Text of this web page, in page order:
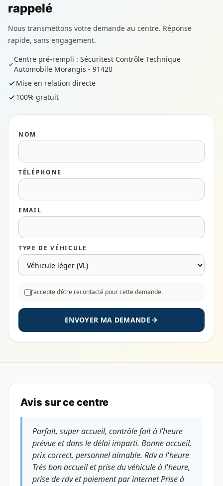
rappelé
Nous transmettons votre demande au centre. Réponse
rapide, sans engagement.
Centre pré-rempli : Sécuritest Contrôle Technique
Automobile Morangis - 91420
Mise en relation directe
100% gratuit
NOM
TÉLÉPHONE
EMAIL
TYPE DE VÉHICULE
J’accepte d’être recontacté pour cette demande.
ENVOYER MA DEMANDE
Avis sur ce centre
Parfait, super accueil, contrôle fait à l’heure
prévue et dans le délai imparti. Bonne accueil,
prix correct, personnel aimable. Rdv a l'heure
Très bon accueil et prise du véhicule à l'heure,
prise de rdv et paiement par internet Prise à